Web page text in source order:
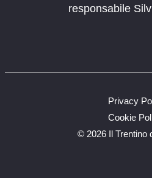
responsabile
© 2026 Il Trentino
Privacy
Cookie